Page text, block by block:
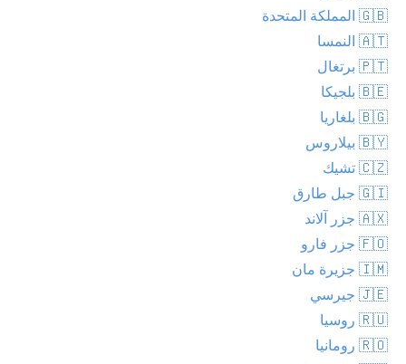
🇬🇧 المملكة المتحدة
🇦🇹 النمسا
🇵🇹 برتغال
🇧🇪 بلجيكا
🇧🇬 بلغاريا
🇧🇾 بيلاروس
🇨🇿 تشيك
🇬🇮 جبل طارق
🇦🇽 جزر آلاند
🇫🇴 جزر فارو
🇮🇲 جزيرة مان
🇯🇪 جيرسي
🇷🇺 روسيا
🇷🇴 رومانيا